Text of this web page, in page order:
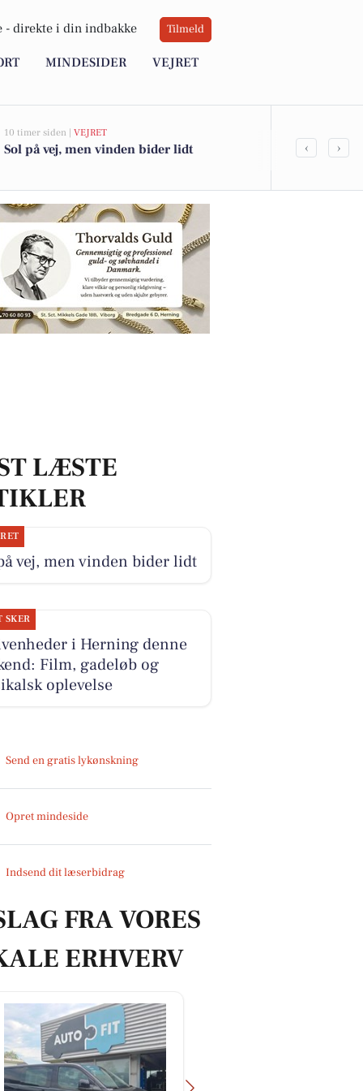
- direkte i din indbakke Tilmeld
MINDESIDER VEJRET
10 timer siden | VEJRET
Sol på vej, men vinden bider lidt ‹ ›
LÆSTE
vej, men vinden bider lidt
SKER
i Herning denne
Film, gadeløb og
oplevelse
Send en gratis lykønskning
Opret mindeside
Indsend dit læserbidrag
FRA VORES
ERHVERV